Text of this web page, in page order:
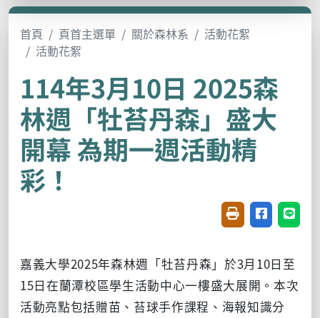
首頁 頁首主選單 關於森林系
活動花絮
活動花絮
114年3月10日 2025森
林週「牡苔丹森」盛大
開幕 為期一週活動精
彩！
友善列印(開新視
分享至臉書
分享
嘉義大學2025年森林週「牡苔丹森」於3月10日至
15日在蘭潭校區學生活動中心一樓盛大展開。本次
活動亮點包括贈苗、苔球手作課程、海報知識分